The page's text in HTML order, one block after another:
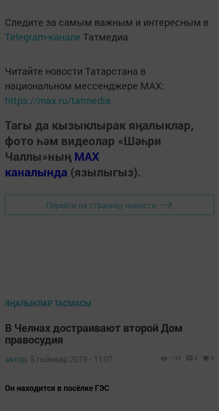
Следите за самым важным и интересным в
Telegram-канале Татмедиа
Читайте новости Татарстана в
национальном мессенджере MАХ:
https://max.ru/tatmedia
Тагы да кызыклырак яңалыклар,
фото һәм видеолар «Шәһри
Чаллы»ның MAX
каналында (язылыгыз).
Перейти на страницу новости
ЯҢАЛЫКЛАР ТАСМАСЫ
В Челнах достраивают второй Дом
правосудия
автор, 5 гыйнвар 2019 - 11:07 1135 0 0
Он находится в посёлке ГЭС